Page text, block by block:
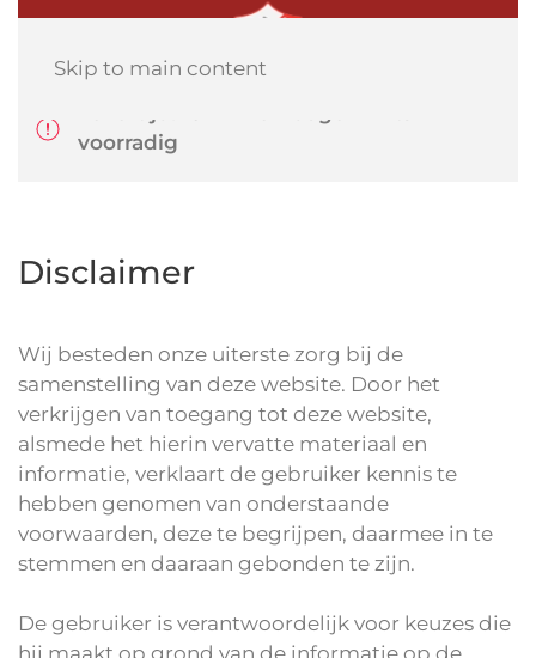
Skip to main content
voorradig
Disclaimer
Wij besteden onze uiterste zorg bij de
samenstelling van deze website. Door het
verkrijgen van toegang tot deze website,
alsmede het hierin vervatte materiaal en
informatie, verklaart de gebruiker kennis te
hebben genomen van onderstaande
voorwaarden, deze te begrijpen, daarmee in te
stemmen en daaraan gebonden te zijn.
De gebruiker is verantwoordelijk voor keuzes die
hij maakt op grond van de informatie op de